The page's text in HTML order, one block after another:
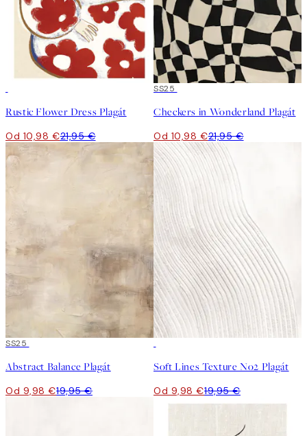
Rustic Flower Dress Plagát
Od 10,98 €21,95 €
50%*
SS25
Checkers in Wonderland Plagát
Od 10,98 €21,95 €
50%*
SS25
Abstract Balance Plagát
Od 9,98 €19,95 €
Soft Lines Texture No2 Plagát
Od 9,98 €19,95 €